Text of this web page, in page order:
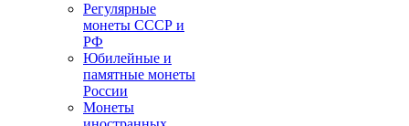
Регулярные
монеты СССР и
РФ
Юбилейные и
памятные монеты
России
Монеты